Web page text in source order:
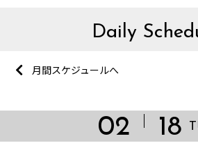
Daily
月間スケジュールへ
02 18